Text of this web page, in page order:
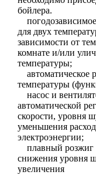
бойлера.
для двух
зависимости от
комнате и/или
температуры;
автоматическое
температуры
насос и
автоматической
скорости, уровня
уменьшения
электроэнергии;
плавный розжиг
снижения уровня
увеличения